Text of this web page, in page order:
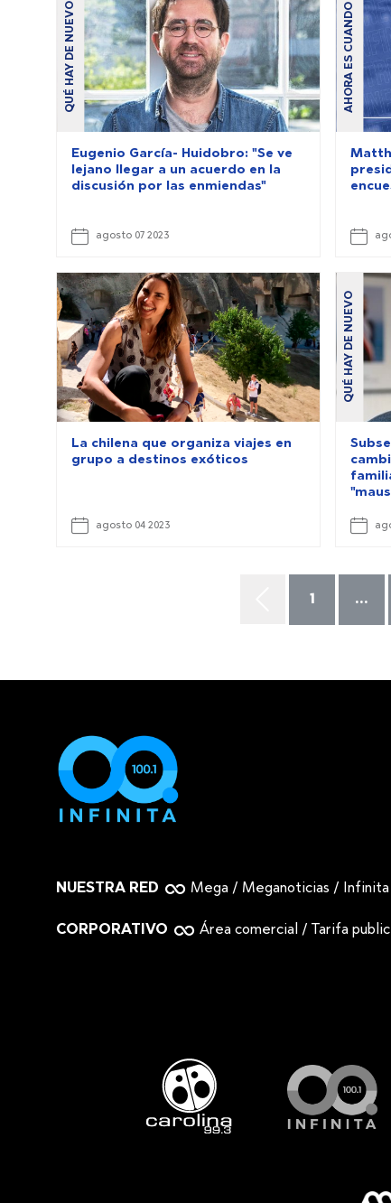
QUÉ HAY DE NUEVO
Eugenio García- Huidobro: "Se ve
lejano llegar a un acuerdo en la
discusión por las enmiendas"
agosto 07 2023
AHORA ES CUANDO
La chilena que organiza viajes en
grupo a destinos exóticos
agosto 04 2023
QUÉ HAY DE NUEVO
1 ...
NUESTRA RED Mega / Meganoticias / Infinita
CORPORATIVO Área comercial / Tarifa